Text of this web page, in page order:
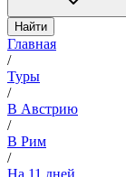
Найти
Главная
/
Туры
/
В Австрию
/
В Рим
/
На 11 дней